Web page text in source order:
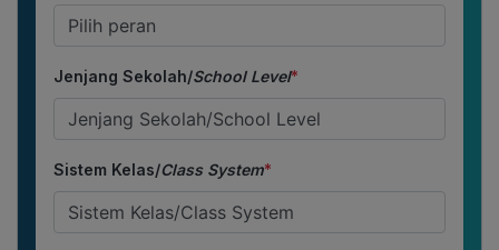
Jenjang Sekolah/School Level*
Sistem Kelas/Class System*